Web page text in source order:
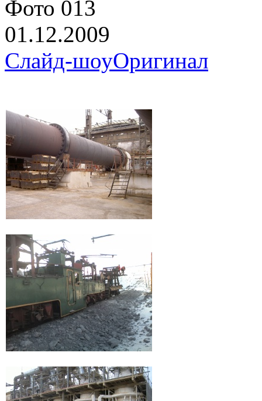
Фото 013
01.12.2009
Слайд-шоуОригинал